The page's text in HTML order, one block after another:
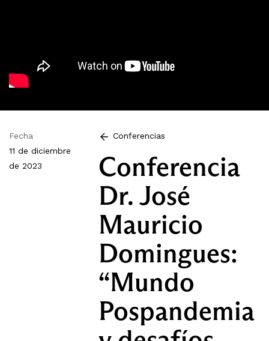
Fecha
11 de diciembre
de 2023
Conferencias
Conferencia
Dr. José
Mauricio
Domingues:
“Mundo
Pospandemia